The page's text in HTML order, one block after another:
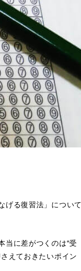
げる復習法」について
当に差がつくのは“受
えておきたいポイン